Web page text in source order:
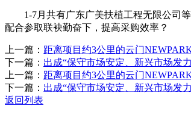
1-7月共有广东广美扶植工程无限公司等
配合参取联袂勤奋下，提高采购效率？
上一篇： 距离项目约3公里的云门
下一篇： 出成“保守市场安定、新兴市场发
上一篇： 距离项目约3公里的云门
下一篇： 出成“保守市场安定、新兴市场发
返回列表